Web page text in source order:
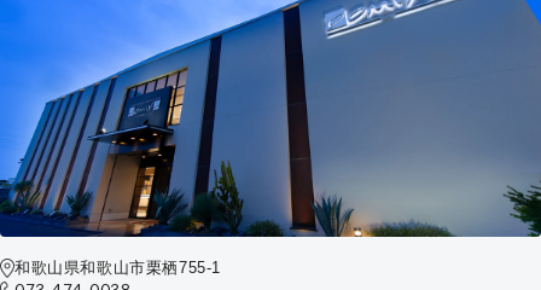
和歌山県和歌山市栗栖755-1